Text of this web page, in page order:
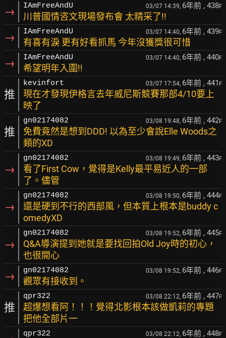
→ IAmFreeAndU 03/07 14:39, 6年前 , 438F
川普國情咨文現場發布會 太精采了!!
→ IAmFreeAndU 03/07 14:40, 6年前 , 439F
有喜有淚 更有好看抓馬 今年沒獲獎很可惜
→ IAmFreeAndU 03/07 14:40, 6年前 , 440F
希望明年入圍!!
推
kevinfort 03/07 17:54, 6年前 , 441 F
現在才發現伊格言去年威尼斯競賽那部4/10要上
映了
推
gn02174082 03/08 19:48, 6年前 , 442F
免費竟然是想到DDD! 以為至少會說Elle Woods之
類的XD
→
gn02174082 03/08 19:49, 6年前 , 443F
看了First Cow，覺得是Kelly最平易近人的一部
了。儘管
→
gn02174082 03/08 19:50, 6年前 , 444F
還是硬到不行的西部風，但本質上根本是buddy c
omedyXD
→
gn02174082 03/08 19:52, 6年前 , 445F
Q&A導演提到她就是要找回拍Old Joy時的初心，
也很開心
→ gn02174082 03/08 19:52, 6年前 , 446F
觀眾有接收到。
推
qpr322 03/08 22:12, 6年前 , 447F
超爆想看阿！！！覺得北影根本該做凱莉的專題
把他全部片一
qpr322 03/08 22:12, 6年前 , 448F